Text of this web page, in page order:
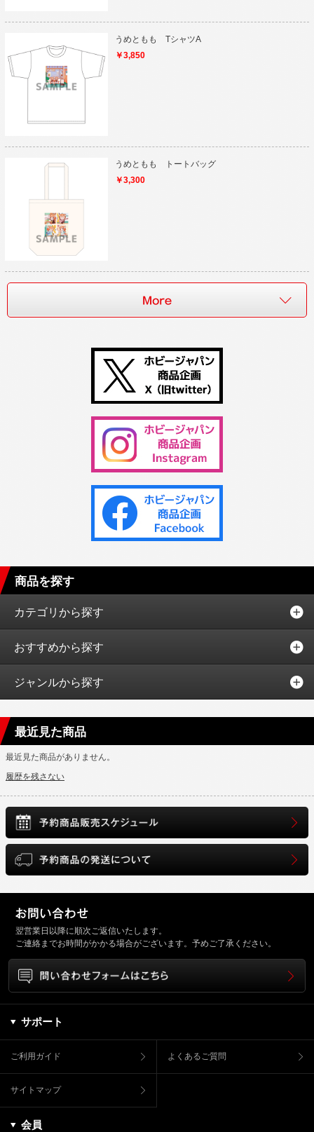
うめともも TシャツA
￥3,850
うめともも トートバッグ
￥3,300
商品を探す
カテゴリから探す
おすすめから探す
ジャンルから探す
最近見た商品
最近見た商品がありません。
履歴を残さない
翌営業日以降に順次ご返信いたします。
ご連絡までお時間がかかる場合がございます。予めご了承ください。
サポート
ご利用ガイド よくあるご質問
サイトマップ
会員